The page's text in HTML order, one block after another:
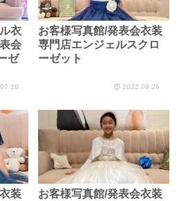
衣
会
ゼ
お客様写真館/発表会衣装
専門店エンジェルスクロ
ーゼット
2022.09.26
装
お客様写真館/発表会衣装